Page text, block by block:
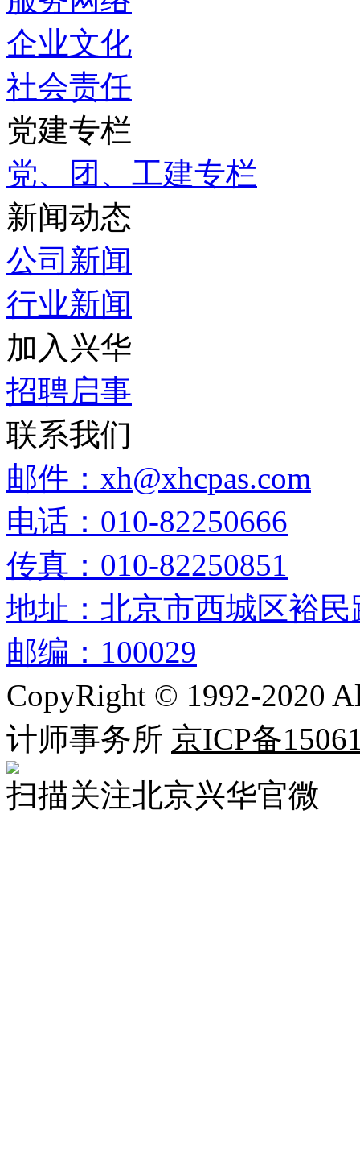
企业文化
社会责任
党建专栏
党、团、工建专栏
新闻动态
公司新闻
行业新闻
加入兴华
招聘启事
联系我们
邮件：xh@xhcpas.com
电话：010-82250666
传真：010-82250851
地址：北京市西城区裕
邮编：100029
CopyRight © 1992-2020
计师事务所 京ICP备
扫描关注北京兴华官微